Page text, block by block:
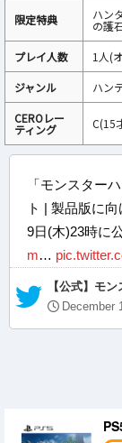
限定特典 ハン
の護石
プレイ人数
1人(
ジャンル
ハン
CEROレー
ティング C(15
「モンスター
ト | 製品版に
9日(木)23時に
m…
— 【公式】モ
December